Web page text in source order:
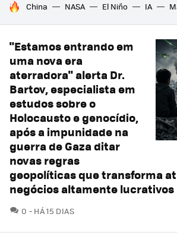
TENDÊNCIAS DO DIA
China NASA El Niño IA
"Estamos entrando em
uma nova era
aterradora" alerta Dr.
Bartov, especialista em
estudos sobre o
Holocausto e genocídio,
após a impunidade na
guerra de Gaza ditar
novas regras
geopolíticas que transforma
negócios altamente lucrativos
0 COMENTÁRIOS
HÁ 15 DIAS